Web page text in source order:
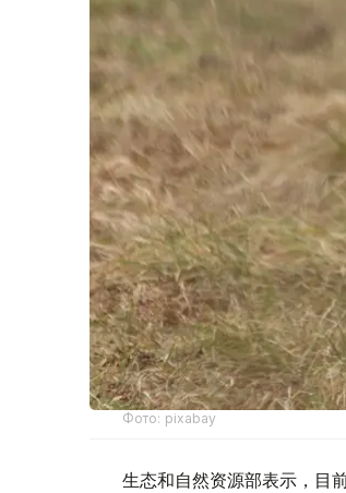
Фото: pixabay
生态和自然资源部表示，目